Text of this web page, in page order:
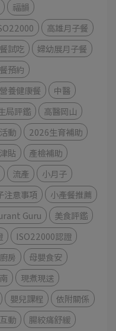
福韻
高雄月子餐
試吃
婦幼展月子餐
預約
營養健康餐
中醫
局評鑑
高醫岡山
動
2026生育補助
貼
產檢補助
流產
小月子
注意事項
小產餐推薦
Guru
美食評鑑
ISO22000認證
房
母嬰食安
現煮現送
嬰兒課程
依附關係
動
腸絞痛舒緩